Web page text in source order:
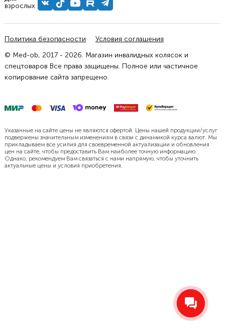
взрослых
Политика безопасности
Условия соглашения
© Med-ob, 2017 - 2026. Магазин инвалидных колясок и
спецтоваров Все права защищены. Полное или частичное
копирование сайта запрещено.
Указанные на сайте цены не являются офертой. Цены нашей продукции/услуг
подвержены значительным изменениям в связи с динамикой курса валют. Мы
прикладываем все усилия для своевременной актуализации и обновления
цен на сайте, чтобы предоставить Вам наиболее точную информацию.
Однако, рекомендуем Вам связаться с нами напрямую, чтобы уточнить
актуальные цены и условия приобретения.